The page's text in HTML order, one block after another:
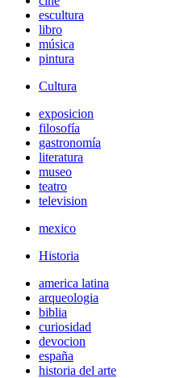
escultura
libro
música
pintura
Cultura
exposicion
filosofía
gastronomía
literatura
museo
teatro
television
mexico
Historia
america latina
arqueologia
biblia
curiosidad
devocion
españa
historia del arte